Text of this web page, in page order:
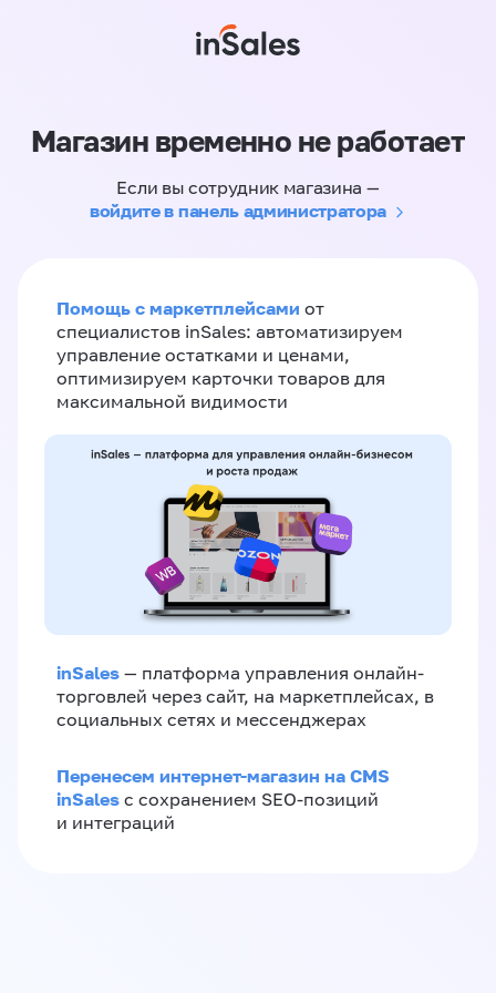
Магазин временно не работает
Если вы сотрудник магазина —
войдите в панель администратора
Помощь с маркетплейсами от
специалистов inSales: автоматизируем
управление остатками и ценами,
оптимизируем карточки товаров для
максимальной видимости
inSales — платформа управления онлайн-
торговлей через сайт, на маркетплейсах, в
социальных сетях и мессенджерах
Перенесем интернет-магазин на CMS
inSales с сохранением SEO-позиций
и интеграций